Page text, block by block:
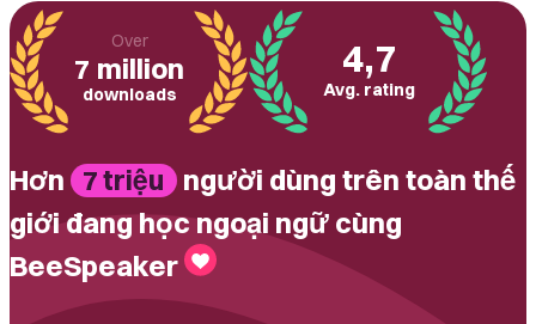
Over
7 million
downloads
4,7
Avg. rating
Hơn 7 triệu người dùng trên toàn thế
giới đang học ngoại ngữ cùng
BeeSpeaker